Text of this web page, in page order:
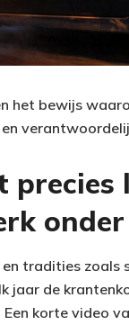
het bewijs
precies
tradities zoals
jaar de
korte video